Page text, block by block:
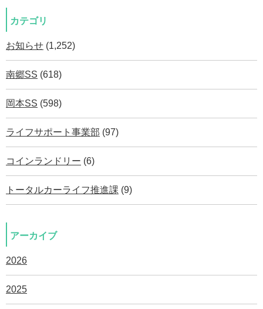
カテゴリ
お知らせ (1,252)
南郷SS (618)
岡本SS (598)
ライフサポート事業部 (97)
コインランドリー (6)
トータルカーライフ推進課 (9)
アーカイブ
2026
2025